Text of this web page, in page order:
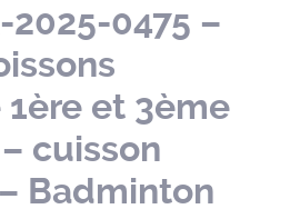
2025-0475 –
et 3ème
cuisson
Badminton